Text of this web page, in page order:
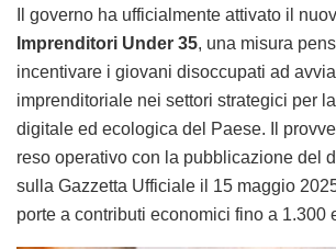
Il governo ha ufficialmente attivato il
Imprenditori Under 35, una misura
incentivare i giovani disoccupati ad
imprenditoriale nei settori strategici per
digitale ed ecologica del Paese. Il
reso operativo con la pubblicazione del
sulla Gazzetta Ufficiale il 15 maggio
porte a contributi economici fino a 1.300